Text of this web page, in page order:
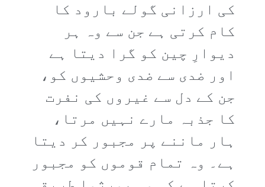
کی ارزانی گولے بارود کا
کام کرتی ہے جن سے وہ ہر
دیوارِ چین کو گرا دیتا ہے
اور ضدی سے ضدی وحشیوں کو،
جن کے دل سے غیروں کی نفرت
کا جذبہ مارے نہیں مرتا،
ہار ماننے پر مجبور کر دیتا
ہے۔ وہ تمام قوموں کو مجبور